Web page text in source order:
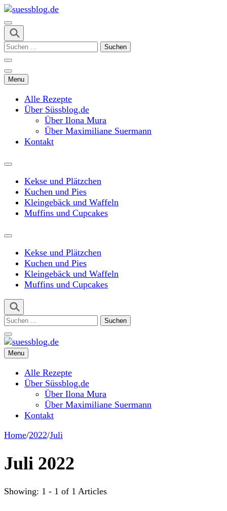
Skip
to
content
(Press
Enter)
suessblog.de
Suchen
Menu
Alle Rezepte
Über Süssblog.de
Über Ilona Mura
Über Maximiliane Suermann
Kontakt
Kekse und Plätzchen
Kuchen und Pies
Kleingebäck und Waffeln
Muffins und Cupcakes
Kekse und Plätzchen
Kuchen und Pies
Kleingebäck und Waffeln
Muffins und Cupcakes
Suchen
suessblog.de
Menu
Alle Rezepte
Über Süssblog.de
Über Ilona Mura
Über Maximiliane Suermann
Kontakt
Home/2022/Juli
Juli 2022
Showing: 1 - 1 of 1 Articles